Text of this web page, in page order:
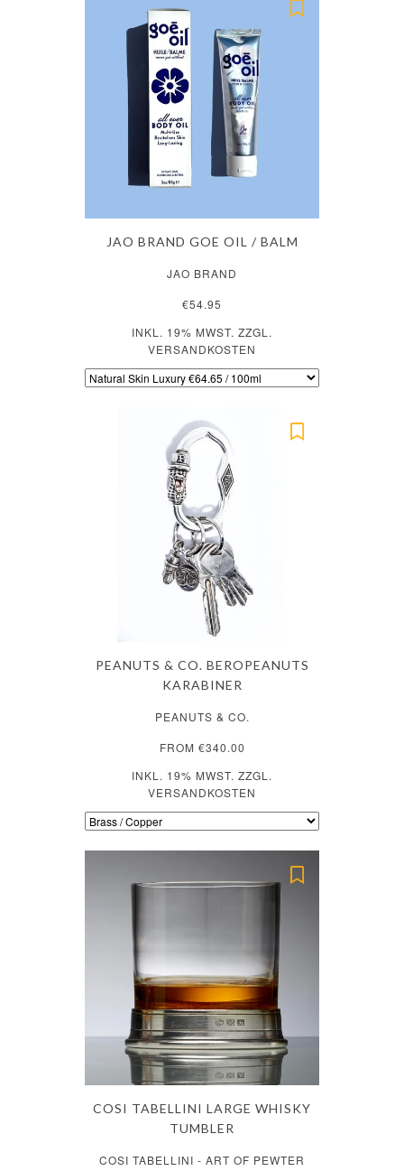
JAO BRAND GOE OIL / BALM
JAO BRAND
€54.95
INKL. 19% MWST. ZZGL.
VERSANDKOSTEN
PEANUTS & CO. BEROPEANUTS
KARABINER
PEANUTS & CO.
FROM €340.00
INKL. 19% MWST. ZZGL.
VERSANDKOSTEN
COSI TABELLINI LARGE WHISKY
TUMBLER
COSI TABELLINI - ART OF PEWTER